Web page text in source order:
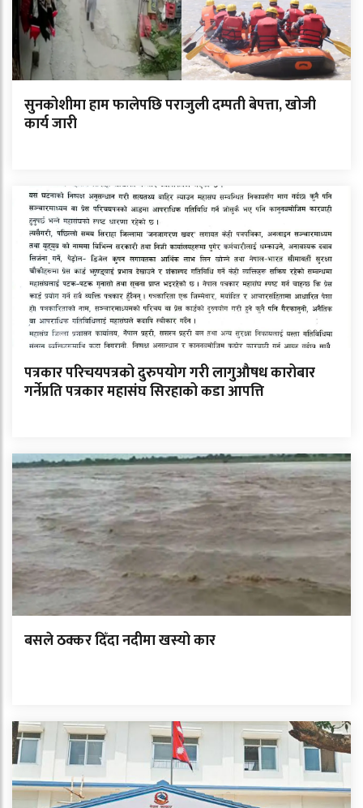
सुनकोशीमा हाम फालेपछि पराजुली दम्पती बेपत्ता, खोजी
कार्य जारी
पत्रकार परिचयपत्रको दुरुपयोग गरी लागुऔषध कारोबार
गर्नेप्रति पत्रकार महासंघ सिरहाको कडा आपत्ति
बसले ठक्कर दिँदा नदीमा खस्यो कार